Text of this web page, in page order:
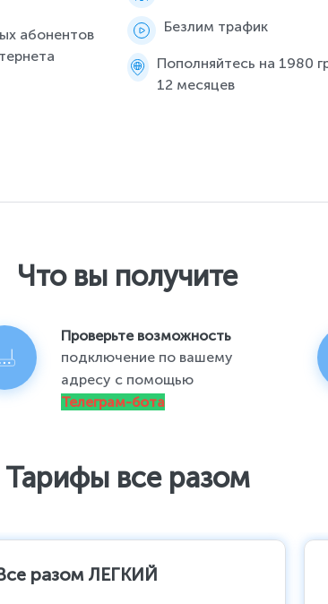
абонентов
Безлим трафик
Пополняйтесь на 1980
12 месяцев
Что вы получите
Проверьте возможность
подключение по вашему
адресу с помощью
Телеграм-бота
Тарифы все разом
разом ЛЕГКИЙ